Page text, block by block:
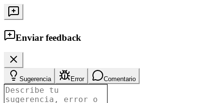
Enviar feedback
Sugerencia Error Comentario